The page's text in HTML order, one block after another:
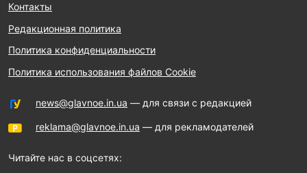
Контакты
Редакционная политика
Политика конфиденциальности
Политика использования файлов Cookie
news@glavnoe.in.ua — для связи с редакцией
reklama@glavnoe.in.ua — для рекламодателей
Читайте нас в соцсетях: